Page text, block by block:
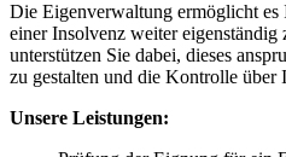
Die Eigenverwaltung ermöglicht
einer Insolvenz weiter
unterstützen Sie dabei, dieses
zu gestalten und die Kontrolle über
Unsere Leistungen: